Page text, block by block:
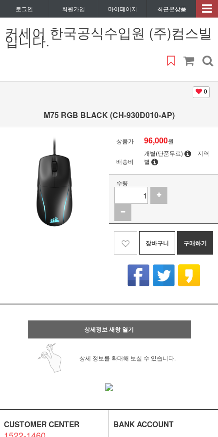
로그인 회원가입 마이페이지 최근본상품
커세어 한국공식수입원 (주)컴스빌
입니다.
0
M75 RGB BLACK (CH-930D010-AP)
상품가 96,000원
배송비
개별(단품무료)
지역
별
수량
장바구니 구매하기
상세정보 새창 열기
상세 정보를 확대해 보실 수 있습니다.
CUSTOMER CENTER BANK ACCOUNT